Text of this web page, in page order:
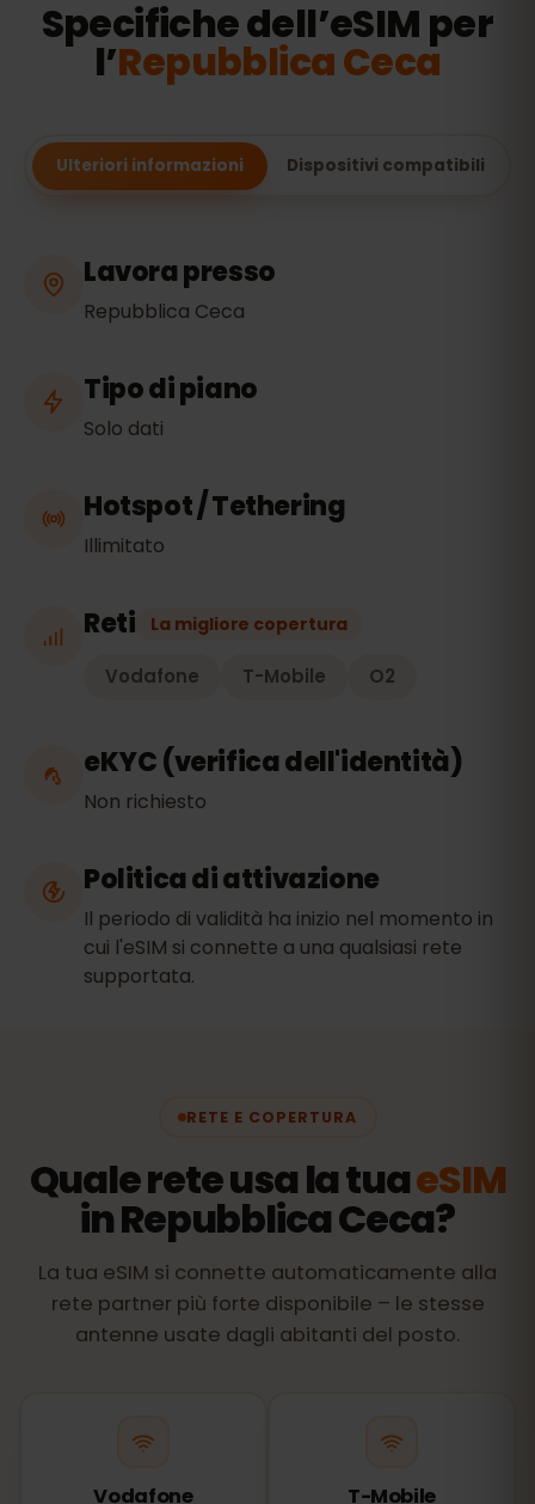
Specifiche dell’eSIM per
l’Repubblica Ceca
Ulteriori informazioni Dispositivi compatibili
Lavora presso
Repubblica Ceca
Tipo di piano
Solo dati
Hotspot / Tethering
Illimitato
Reti La migliore copertura
Vodafone T-Mobile O2
eKYC (verifica dell'identità)
Non richiesto
Politica di attivazione
Il periodo di validità ha inizio nel momento in
cui l'eSIM si connette a una qualsiasi rete
supportata.
RETE E COPERTURA
Quale rete usa la tuaeSIM
in Repubblica Ceca?
La tua eSIM si connette automaticamente alla
rete partner più forte disponibile – le stesse
antenne usate dagli abitanti del posto.
Vodafone T-Mobile